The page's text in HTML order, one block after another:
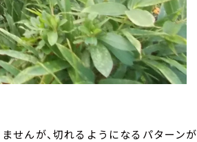
せんが、切れるようになるパターンが